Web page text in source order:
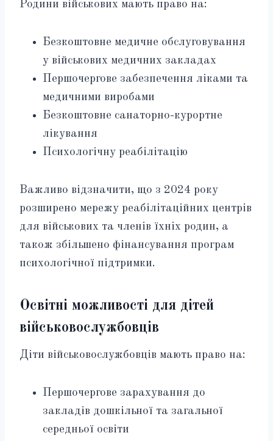
Родини військових мають право на:
Безкоштовне медичне обслуговування
у військових медичних закладах
Першочергове забезпечення ліками та
медичними виробами
Безкоштовне санаторно-курортне
лікування
Психологічну реабілітацію
Важливо відзначити, що з 2024 року
розширено мережу реабілітаційних центрів
для військових та членів їхніх родин, а
також збільшено фінансування програм
психологічної підтримки.
Освітні можливості для дітей
військовослужбовців
Діти військовослужбовців мають право на:
Першочергове зарахування до
закладів дошкільної та загальної
середньої освіти